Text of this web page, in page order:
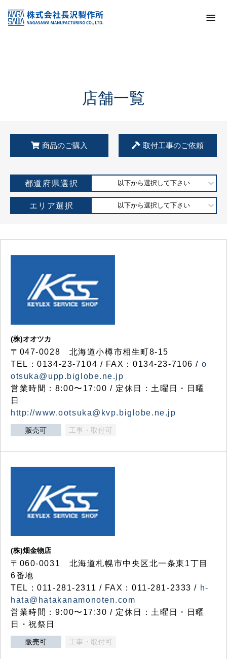
KSS加盟店・取扱店情報
店舗一覧
店舗一覧
商品のご購入 取付工事のご依頼
都道府県選択 以下から選択して下さい
エリア選択 以下から選択して下さい
(株)オオツカ
〒047-0028 北海道小樽市相生町8-15
TEL：0134-23-7104 / FAX：0134-23-7106 / o
otsuka@upp.biglobe.ne.jp
営業時間：8:00〜17:00 / 定休日：土曜日・日曜
日
http://www.ootsuka@kvp.biglobe.ne.jp
販売可 工事・取付可
(株)畑金物店
〒060-0031 北海道札幌市中央区北一条東1丁目
6番地
TEL：011-281-2311 / FAX：011-281-2333 / h-
hata@hatakanamonoten.com
営業時間：9:00〜17:30 / 定休日：土曜日・日曜
日・祝祭日
販売可 工事・取付可